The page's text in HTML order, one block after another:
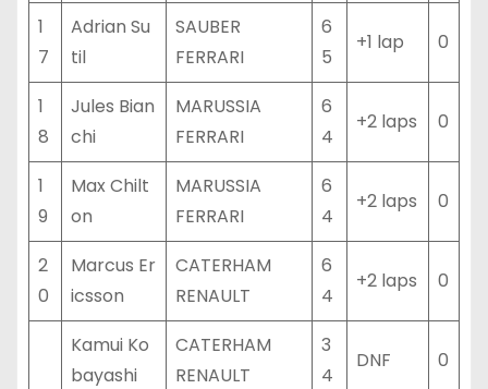
1
7
Adrian Su
til
SAUBER
FERRARI
6
5
+1 lap 0
1
8
Jules Bian
chi
MARUSSIA
FERRARI
6
4
+2 laps 0
1
9
Max Chilt
on
MARUSSIA
FERRARI
6
4
+2 laps 0
2
0
Marcus Er
icsson
CATERHAM
RENAULT
6
4
+2 laps 0
Kamui Ko
bayashi
CATERHAM
RENAULT
3
4
DNF 0